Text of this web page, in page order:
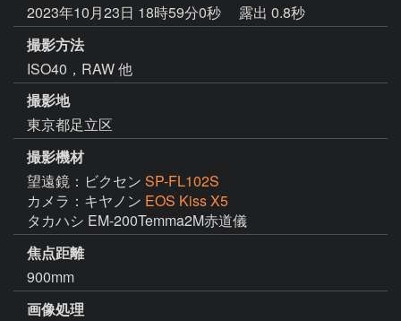
2023年10月23日 18時59分0秒
露出 0.8秒
撮影方法
ISO40，RAW 他
撮影地
東京都足立区
撮影機材
望遠鏡：ビクセン SP-FL102S
カメラ：キヤノン EOS Kiss X5
タカハシ EM-200Temma2M赤道儀
焦点距離
900mm
画像処理